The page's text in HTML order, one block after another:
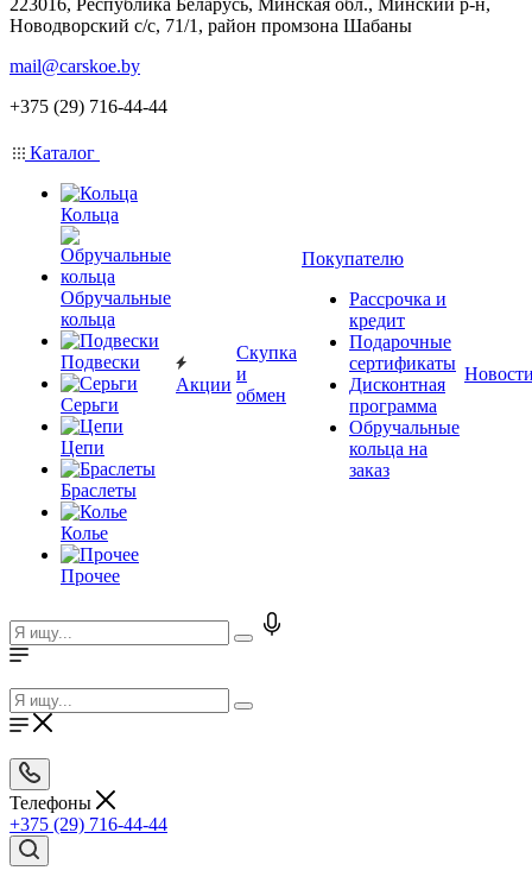
223016, Республика Беларусь, Минская обл., Минский р-н,
Новодворский с/с, 71/1, район промзона Шабаны
mail@carskoe.by
+375 (29) 716-44-44
Каталог
Кольца
Обручальные
кольца
Подвески
Серьги
Цепи
Браслеты
Колье
Прочее
Акции
Скупка
и
обмен
Покупателю
Рассрочка и
кредит
Подарочные
сертификаты
Дисконтная
программа
Обручальные
кольца на
заказ
Телефоны
+375 (29) 716-44-44